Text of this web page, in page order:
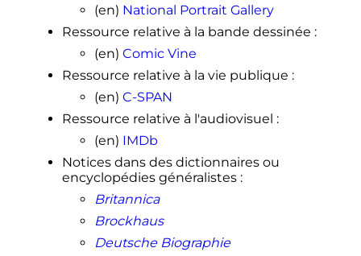
ISSN 1476-4687 DOI 10.1038/457788a
lire en ligne, consulté le30 décembre
2020)
↑ (en) Scientist Watson sells Nobel
medal,thecourier.co.uk , 29
L'homme le plus riche de Russie
va rendre à James Watson sa
médaille Nobel
↑« James Watson, prix Nobel et co-
découvreur de la structure de l'ADN,
a-t-il été sanctionné pour des
propos racistes
15 janvier 2019 (consulté le
(en) National Portrait Gallery
Ressource relative à la bande dessinée :
(en) Comic Vine
Ressource relative à la vie publique :
(en) C-SPAN
Ressource relative à l'audiovisuel :
(en) IMDb
Notices dans des dictionnaires ou
encyclopédies généralistes:
Britannica
Brockhaus
Deutsche Biographie